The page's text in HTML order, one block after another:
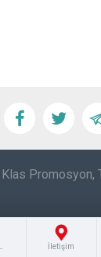
Promosyon,
İletişim